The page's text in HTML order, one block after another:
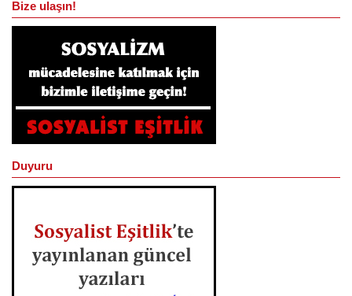
Bize ulaşın!
Duyuru